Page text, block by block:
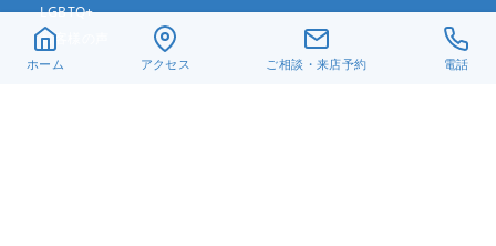
LGBTQ+
お客様の声
ホーム アクセス ご相談・来店予約 電話